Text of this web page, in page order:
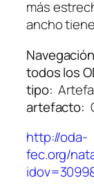
más
ancho
todos los
tipo:
artefacto:
http://oda-
fec.org/